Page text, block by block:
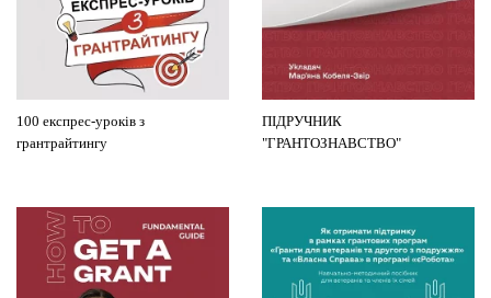
100 експрес-уроків з
грантрайтингу
ПІДРУЧНИК
"ГРАНТОЗНАВСТВО"